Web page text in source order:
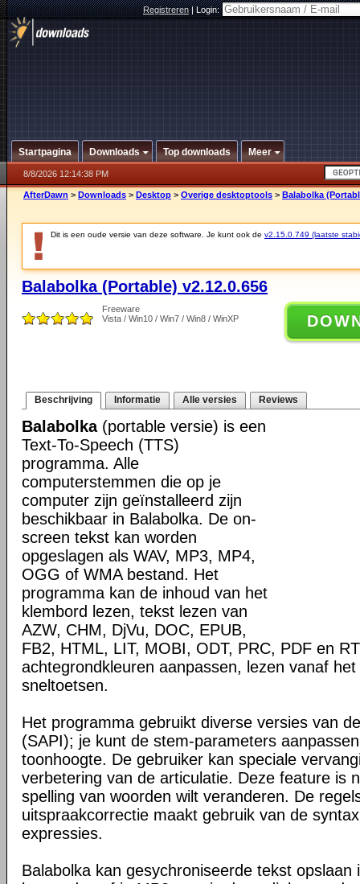
Registreren|Login:
Startpagina Downloads Top downloads Meer
8/8/2026 12:14:38 PM
AfterDawn > Downloads > Desktop > Overige desktoptools > Balabolka
Dit is een oude versie van deze software. Je kunt ook de v2.15.0.749 (laatste
Balabolka (Portable) v2.12.0.656
Freeware
Vista / Win10 / Win7 / Win8 / WinXP
Beschrijving Informatie Alle versies Reviews
Balabolka(portable versie) is een
Text-To-Speech (TTS)
programma. Alle
computerstemmen die op je
computer zijn geïnstalleerd zijn
beschikbaar in Balabolka. De on-
screen tekst kan worden
opgeslagen als WAV, MP3, MP4,
OGG of WMA bestand. Het
programma kan de inhoud van het
klembord lezen, tekst lezen van
AZW, CHM, DjVu, DOC, EPUB,
FB2, HTML, LIT, MOBI, ODT, PRC, PDF en
achtegrondkleuren aanpassen, lezen vanaf
sneltoetsen.
Het programma gebruikt diverse versies van
(SAPI); je kunt de stem-parameters
toonhoogte. De gebruiker kan speciale
verbetering van de articulatie. Deze feature is
spelling van woorden wilt veranderen. De
uitspraakcorrectie maakt gebruik van de
expressies.
Balabolka kan gesychroniseerde tekst opslaan